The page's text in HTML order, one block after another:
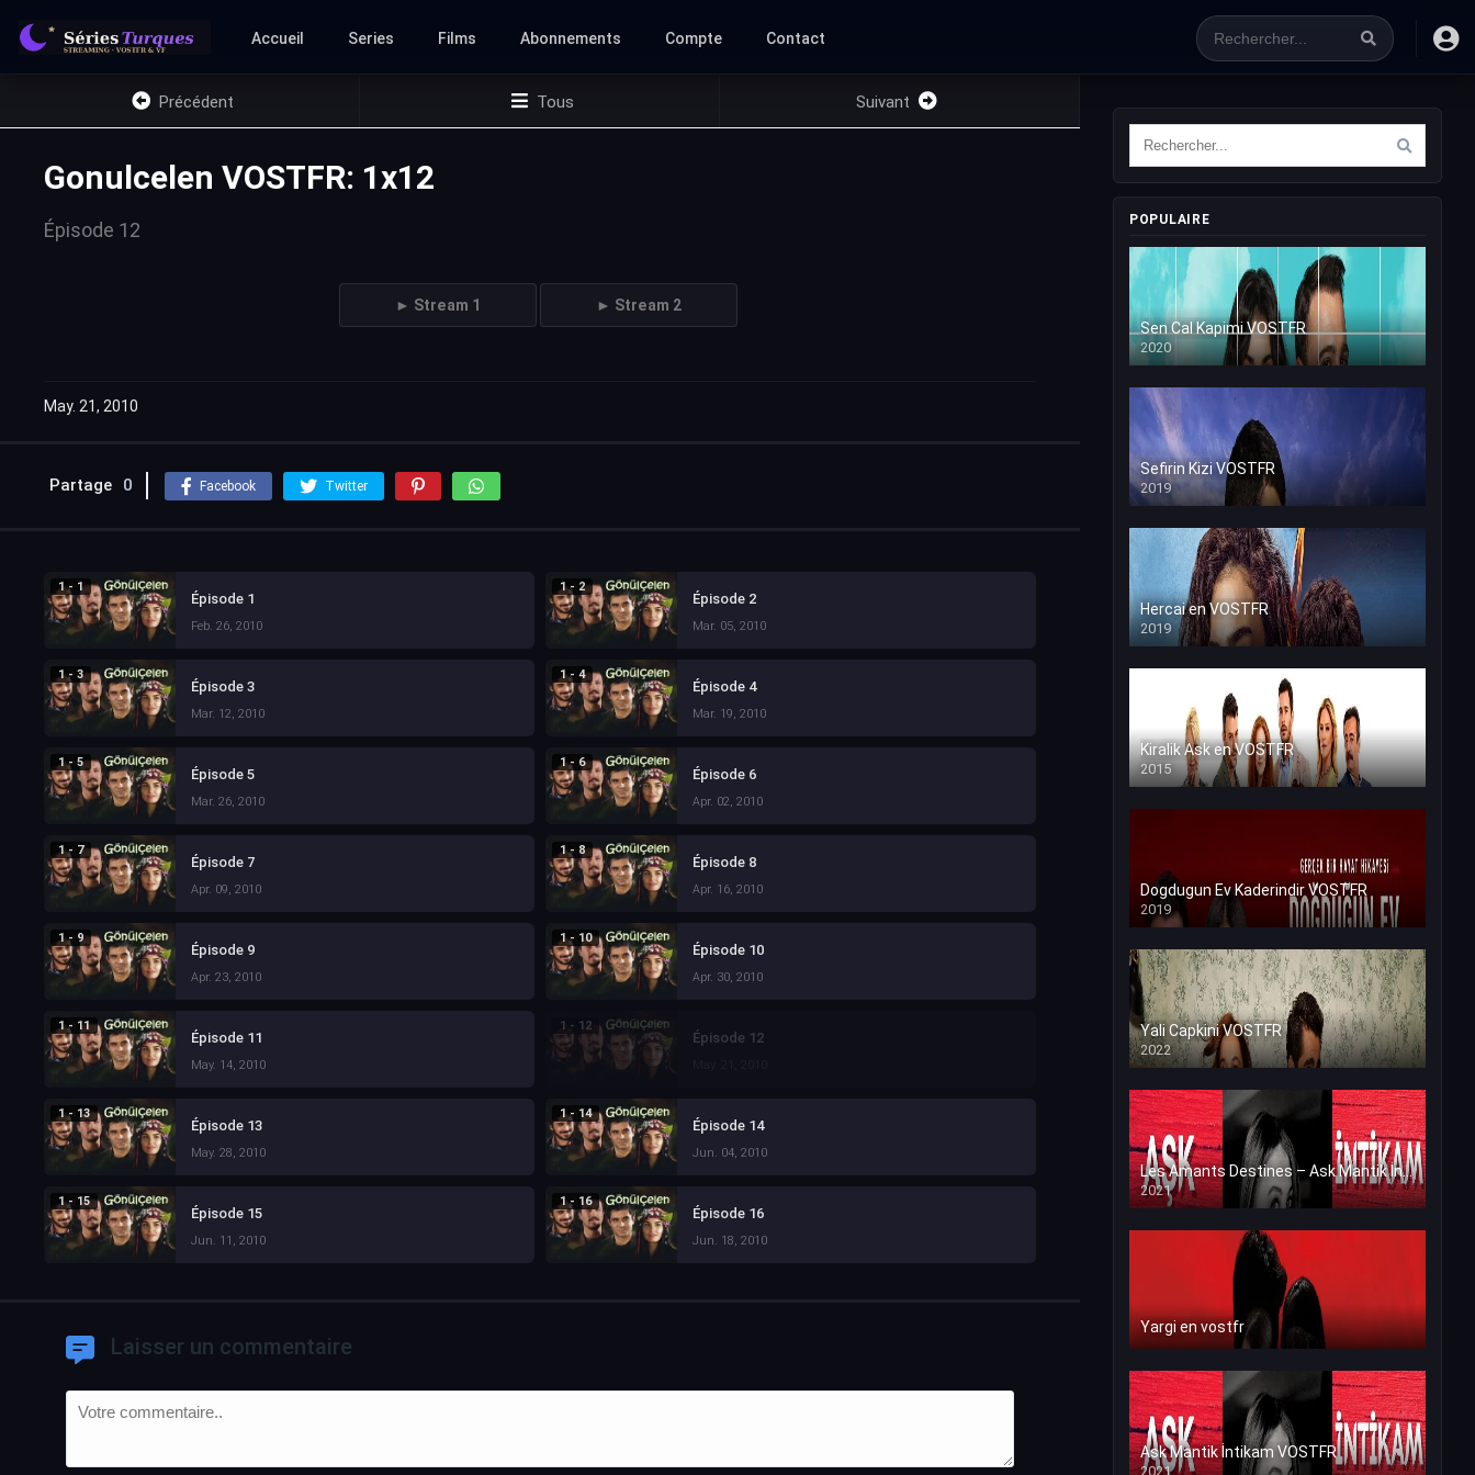
Accueil Series Films Abonnements Compte Contact
Précédent Tous Suivant
Gonulcelen VOSTFR: 1x12
Épisode 12
► Stream 1 ► Stream 2
May. 21, 2010
Partage 0 Facebook Twitter
1 - 1
Épisode 1
Feb. 26, 2010
1 - 2
Épisode 2
Mar. 05, 2010
1 - 3
Épisode 3
Mar. 12, 2010
1 - 4
Épisode 4
Mar. 19, 2010
1 - 5
Épisode 5
Mar. 26, 2010
1 - 6
Épisode 6
Apr. 02, 2010
1 - 7
Épisode 7
Apr. 09, 2010
1 - 8
Épisode 8
Apr. 16, 2010
1 - 9
Épisode 9
Apr. 23, 2010
1 - 10
Épisode 10
Apr. 30, 2010
1 - 11
Épisode 11
May. 14, 2010
1 - 12
Épisode 12
1 - 13
Épisode 13
May. 28, 2010
1 - 14
Épisode 14
Jun. 04, 2010
1 - 15
Épisode 15
Jun. 11, 2010
1 - 16
Épisode 16
Jun. 18, 2010
Laisser un commentaire
POPULAIRE
Sen Cal Kapimi VOSTFR
2020
Sefirin Kizi VOSTFR
2019
Hercai en VOSTFR
2019
Kiralik Ask en VOSTFR
2015
Dogdugun Ev Kaderindir VOSTFR
2019
Yali Capkini VOSTFR
2022
Les Amants Destines – Ask Mantik İntikam en VF (Voix Francaise)
2021
Yargi en vostfr
Ask Mantik İntikam VOSTFR
2021